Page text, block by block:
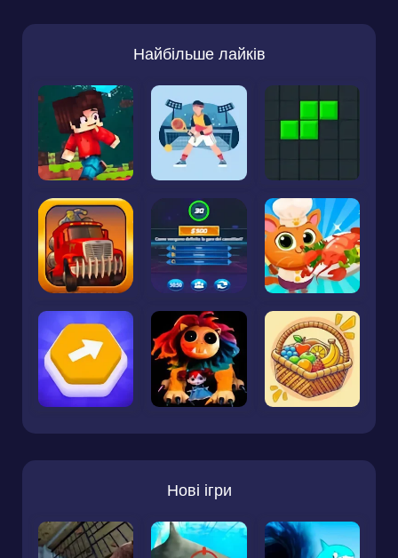
Найбільше лайків
Нові ігри